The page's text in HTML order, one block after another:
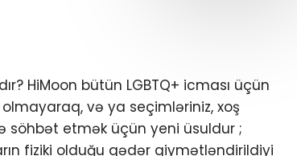
HiMoon bütün LGBTQ+ icması üçün
olmayaraq, və ya seçimləriniz, xoş
söhbət etmək üçün yeni üsuldur ;
fiziki olduğu qədər qiymətləndirildiyi